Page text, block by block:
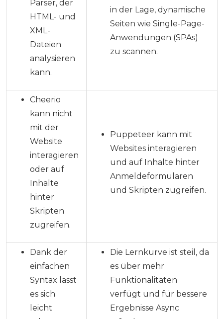
Parser, der
HTML- und
XML-
Dateien
analysieren
kann.
in der Lage, dynamische
Seiten wie Single-Page-
Anwendungen (SPAs)
zu scannen.
Cheerio
kann nicht
mit der
Website
interagieren
oder auf
Inhalte
hinter
Skripten
zugreifen.
Puppeteer kann mit
Websites interagieren
und auf Inhalte hinter
Anmeldeformularen
und Skripten zugreifen.
Dank der
einfachen
Syntax lässt
es sich
leicht
Die Lernkurve ist steil, da
es über mehr
Funktionalitäten
verfügt und für bessere
Ergebnisse Async